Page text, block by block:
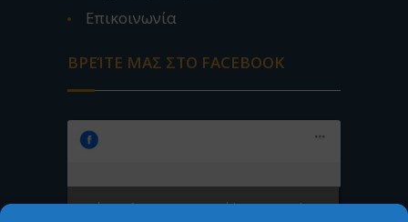
Επικοινωνία
ΒΡΕΊΤΕ ΜΑΣ ΣΤΟ FACEBOOK
Κάντε κλικ για να επιτρέψετε τα cookies